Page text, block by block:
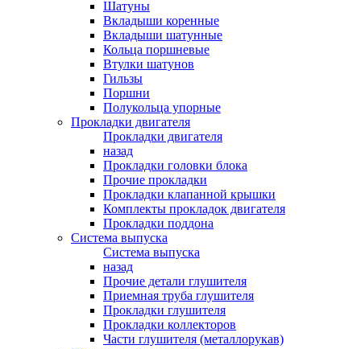
Шатуны
Вкладыши коренные
Вкладыши шатунные
Кольца поршневые
Втулки шатунов
Гильзы
Поршни
Полукольца упорные
Прокладки двигателя
Прокладки двигателя
назад
Прокладки головки блока
Прочие прокладки
Прокладки клапанной крышки
Комплекты прокладок двигателя
Прокладки поддона
Система выпуска
Система выпуска
назад
Прочие детали глушителя
Приемная труба глушителя
Прокладки глушителя
Прокладки коллекторов
Части глушителя (металлорукав)